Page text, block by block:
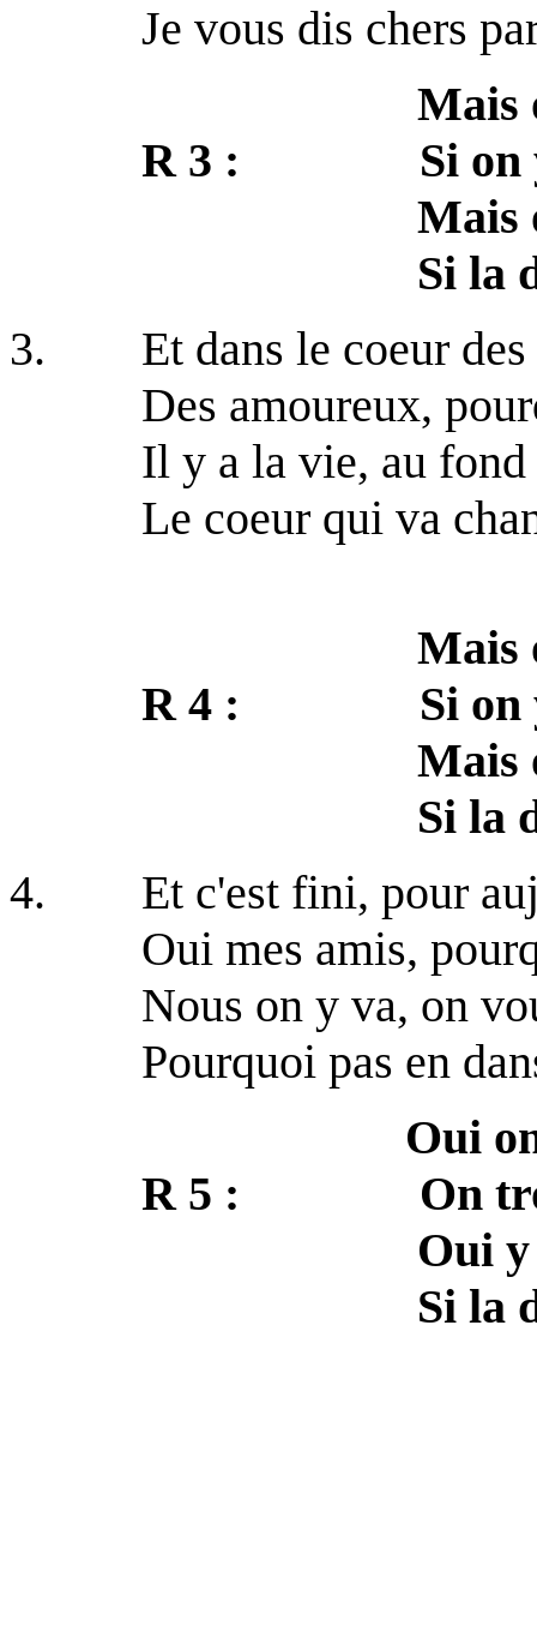
Je vous dis chers
Mais où on va,
R 3 : Si on y va,
Mais où on
Si la do ré
3. Et dans le coeur des
Des amoureux,
Il y a la vie, au fond
Le coeur qui va
Mais où on va,
R 4 : Si on y va,
Mais où on
Si la do ré
4. Et c'est fini, pour
Oui mes amis,
Nous on y va, on
Pourquoi pas en
Oui on y va,
R 5 : On
Oui y va,
Si la do ré